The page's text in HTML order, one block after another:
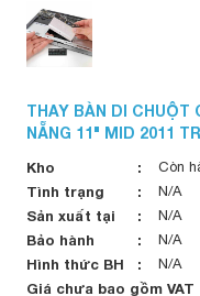
THAY BÀN DI
NẴNG 11" MID 2011
Kho Còn
Tình trạng N/A
Sản xuất tại N/A
Bảo hành N/A
Hình thức BH N/A
Giá chưa bao gồm VAT